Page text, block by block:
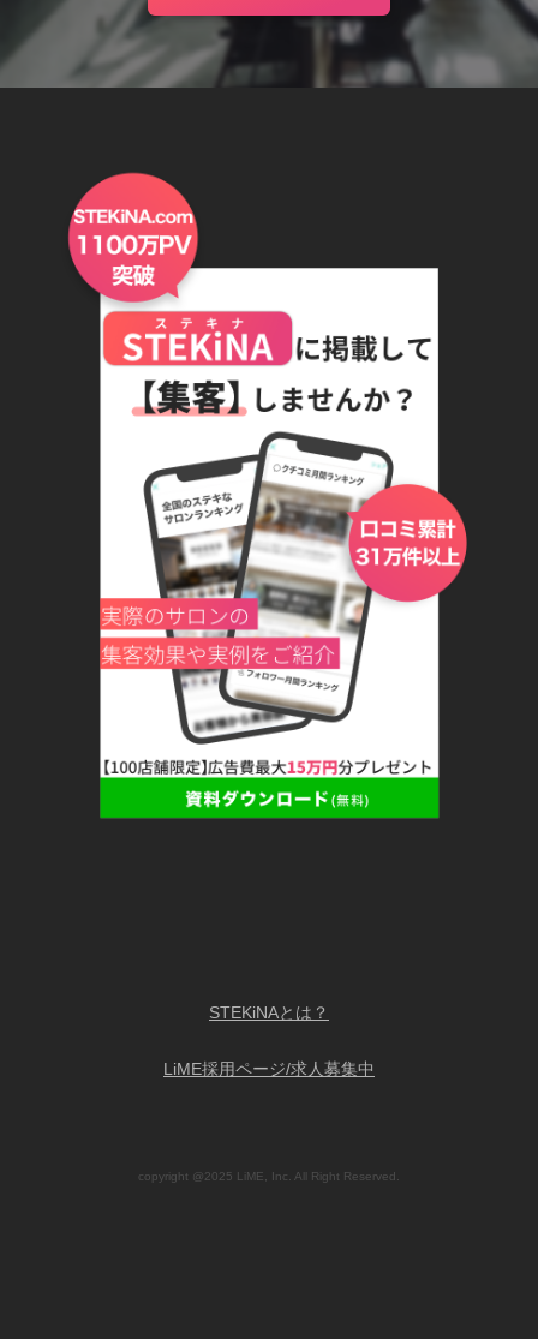
STEKiNAとは？
LiME採用ページ/求人募集中
copyright @2025 LiME, Inc. All Right Reserved.